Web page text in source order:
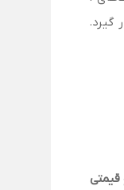
گیرد.